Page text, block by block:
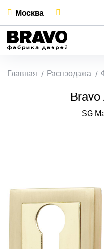
Москва
Главная Распродажа
Bravo
SG